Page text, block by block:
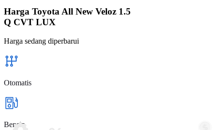
Harga Toyota All New Veloz 1.5
Q CVT LUX
Harga sedang diperbarui
Otomatis
Bensin